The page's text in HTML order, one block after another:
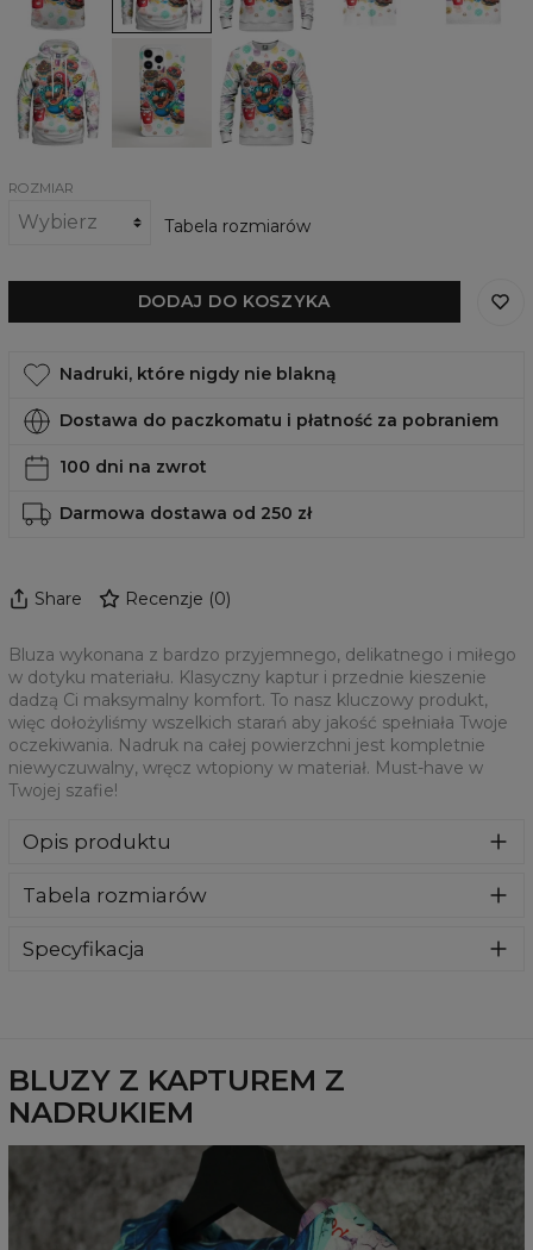
cakes cakes
cakes
Damska
bluza
kapturem
Lots
of
cakes
Obudowa
telefon
Lots
cakes,
Damska
bluza
Lots
of
cakes
ROZMIAR
Tabela rozmiarów
DODAJ DO KOSZYKA
Nadruki, które nigdy nie blakną
Dostawa do paczkomatu i płatność za pobraniem
100 dni na zwrot
Darmowa dostawa od 250 zł
Share Recenzje (0)
Bluza wykonana z bardzo przyjemnego, delikatnego i miłego
w dotyku materiału. Klasyczny kaptur i przednie kieszenie
dadzą Ci maksymalny komfort. To nasz kluczowy produkt,
więc dołożyliśmy wszelkich starań aby jakość spełniała Twoje
oczekiwania. Nadruk na całej powierzchni jest kompletnie
niewyczuwalny, wręcz wtopiony w materiał. Must-have w
Twojej szafie!
Opis produktu
miłego w dotyku materiału. Klasyczny kaptur i przednie
produkt, więc dołożyliśmy wszelkich starań aby jakość
Tabela rozmiarów
Specyfikacja
BLUZY Z KAPTUREM Z
NADRUKIEM